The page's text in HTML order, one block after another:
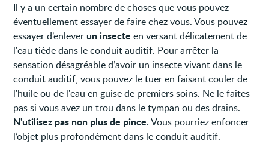
Il y a un certain nombre de choses que vous pouvez
éventuellement essayer de faire chez vous. Vous pouvez
essayer d’enlever un insecte en versant délicatement de
l'eau tiède dans le conduit auditif. Pour arrêter la
sensation désagréable d’avoir un insecte vivant dans le
conduit auditif, vous pouvez le tuer en faisant couler de
l'huile ou de l'eau en guise de premiers soins. Ne le faites
pas si vous avez un trou dans le tympan ou des drains.
N'utilisez pas non plus de pince.Vous pourriez enfoncer
l’objet plus profondément dans le conduit auditif.